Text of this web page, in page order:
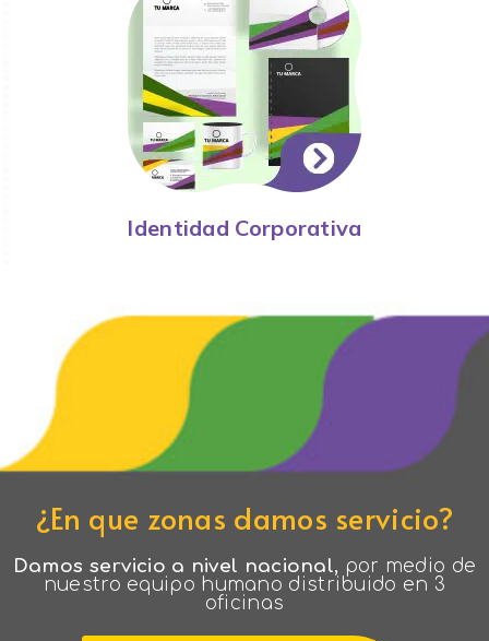
Identidad Corporativa
¿En que zonas damos servicio?
Damos servicio a nivel nacional, por medio de
nuestro equipo humano distribuido en 3
oficinas